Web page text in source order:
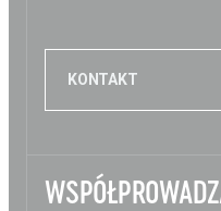
KONTAKT